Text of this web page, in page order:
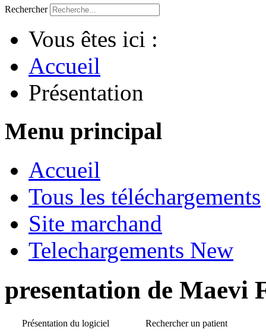
Rechercher
Vous êtes ici :
Accueil
Présentation
Menu principal
Accueil
Tous les téléchargements
Site marchand
Telechargements New
presentation de Maevi
Présentation du logiciel
Rechercher un patient